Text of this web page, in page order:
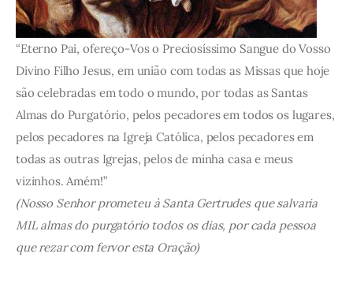
“Eterno Pai, ofereço-Vos o Preciosíssimo Sangue do Vosso
Divino Filho Jesus, em união com todas as Missas que hoje
são celebradas em todo o mundo, por todas as Santas
Almas do Purgatório, pelos pecadores em todos os lugares,
pelos pecadores na Igreja Católica, pelos pecadores em
todas as outras Igrejas, pelos de minha casa e meus
vizinhos. Amém!”
(Nosso Senhor prometeu à Santa Gertrudes que salvaria
MIL almas do purgatório todos os dias, por cada pessoa
que rezar com fervor esta Oração)